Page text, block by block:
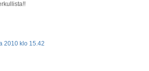
2010 klo 15.42